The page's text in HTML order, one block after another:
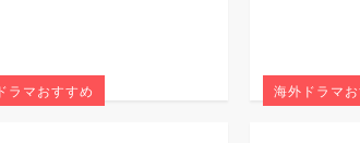
ラマおすすめ 海外ドラマ
ープラス）